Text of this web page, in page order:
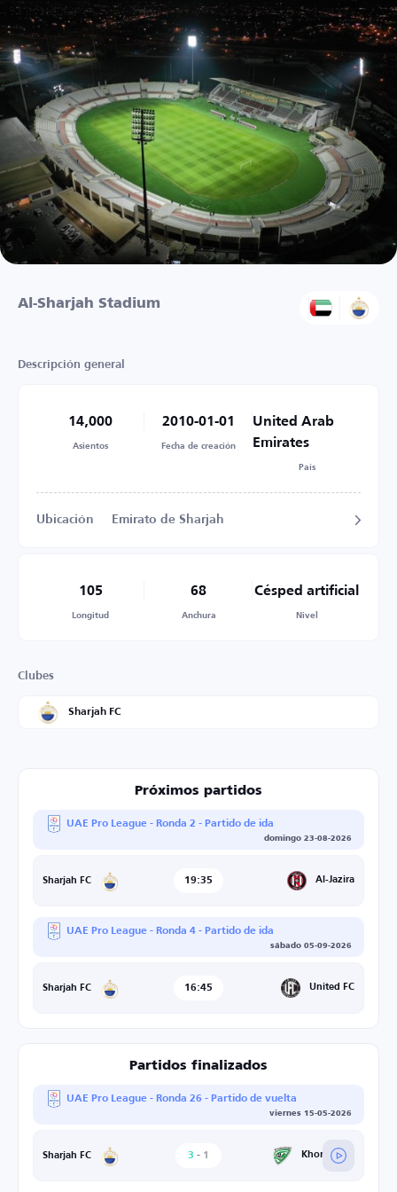
Al-Sharjah Stadium
Descripción general
14,000
Asientos
2010-01-01
Fecha de creación
United Arab
Emirates
País
Ubicación Emirato de Sharjah
105
Longitud
68
Anchura
Césped artificial
Nivel
Clubes
Sharjah FC
Próximos partidos
UAE Pro League - Ronda 2 - Partido de ida
domingo 23-08-2026
Sharjah FC 19:35 Al-Jazira
UAE Pro League - Ronda 4 - Partido de ida
sábado 05-09-2026
Sharjah FC 16:45 United FC
Partidos finalizados
UAE Pro League - Ronda 26 - Partido de vuelta
viernes 15-05-2026
Sharjah FC 3 - 1 Khorfakkan